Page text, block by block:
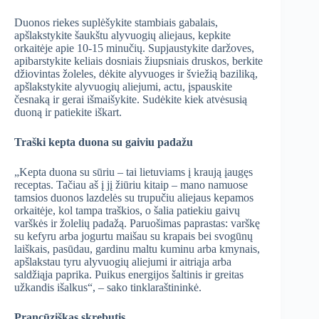
Duonos riekes suplėšykite stambiais gabalais,
apšlakstykite šaukštu alyvuogių aliejaus, kepkite
orkaitėje apie 10-15 minučių. Supjaustykite daržoves,
apibarstykite keliais dosniais žiupsniais druskos, berkite
džiovintas žoleles, dėkite alyvuoges ir šviežią baziliką,
apšlakstykite alyvuogių aliejumi, actu, įspauskite
česnaką ir gerai išmaišykite. Sudėkite kiek atvėsusią
duoną ir patiekite iškart.
Traški kepta duona su gaiviu padažu
„Kepta duona su sūriu – tai lietuviams į kraują įaugęs
receptas. Tačiau aš į jį žiūriu kitaip – mano namuose
tamsios duonos lazdelės su trupučiu aliejaus kepamos
orkaitėje, kol tampa traškios, o šalia patiekiu gaivų
varškės ir žolelių padažą. Paruošimas paprastas: varškę
su kefyru arba jogurtu maišau su krapais bei svogūnų
laiškais, pasūdau, gardinu maltu kuminu arba kmynais,
apšlakstau tyru alyvuogių aliejumi ir aitriąja arba
saldžiąja paprika. Puikus energijos šaltinis ir greitas
užkandis išalkus“, – sako tinklaraštininkė.